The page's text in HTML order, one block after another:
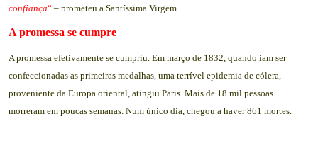
confiança“ – prometeu a Santíssima Virgem.
A promessa se cumpre
A promessa efetivamente se cumpriu. Em março de 1832, quando iam ser
confeccionadas as primeiras medalhas, uma terrível epidemia de cólera,
proveniente da Europa oriental, atingiu Paris. Mais de 18 mil pessoas
morreram em poucas semanas. Num único dia, chegou a haver 861 mortes.